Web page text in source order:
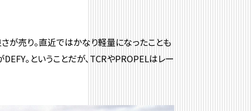
が売り。直近ではかなり軽量になったことも
。ということだが、TCRやPROPELはレー